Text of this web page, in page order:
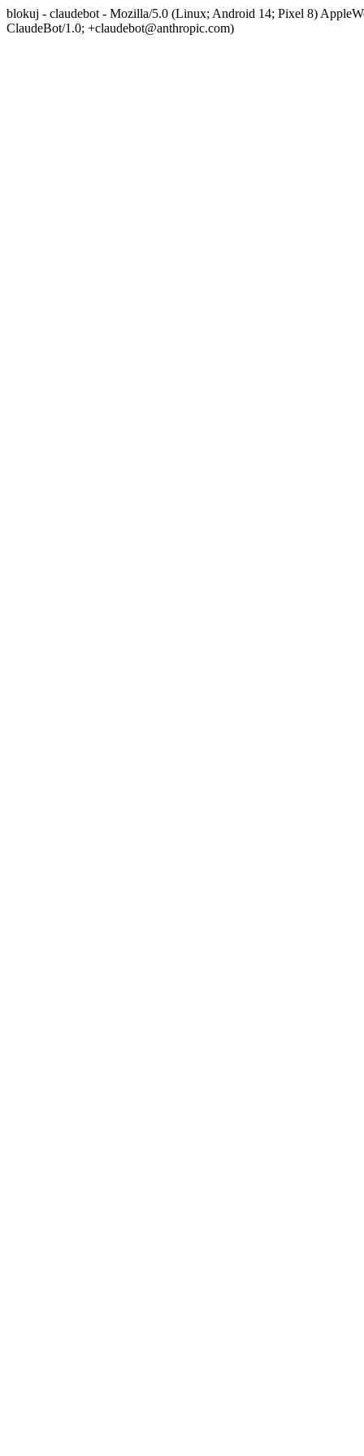
blokuj - claudebot - Mozilla/5.0 (Linux; Android 14; Pixel 8)
ClaudeBot/1.0; +claudebot@anthropic.com)